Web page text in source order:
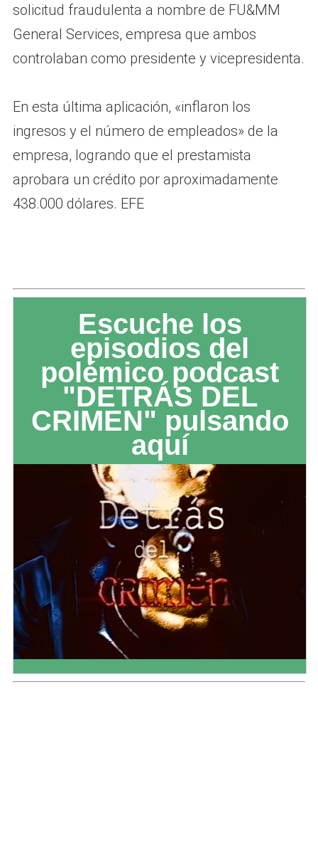
solicitud fraudulenta a nombre de FU&MM
General Services, empresa que ambos
controlaban como presidente y vicepresidenta.
En esta última aplicación, «inflaron los
ingresos y el número de empleados» de la
empresa, logrando que el prestamista
aprobara un crédito por aproximadamente
438.000 dólares. EFE
Escuche los
episodios del
polémico podcast
"DETRÁS DEL
CRIMEN" pulsando
aquí